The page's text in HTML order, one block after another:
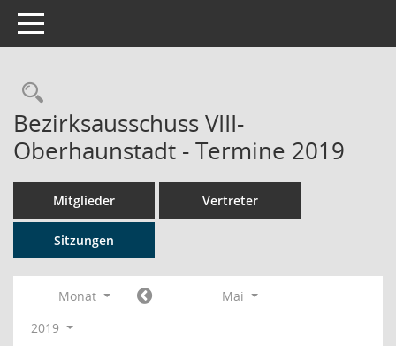
Toggle navigation
Rechercheauswahl
Bezirksausschuss VIII-
Oberhaunstadt - Termine 2019
Mitglieder Vertreter
Sitzungen
Monat
Mai
2019